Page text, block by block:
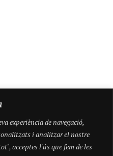
experiència de navegació,
i analitzar el nostre
acceptes l'ús que fem de les